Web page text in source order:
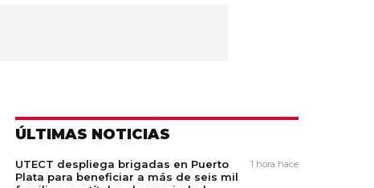
ÚLTIMAS NOTICIAS
UTECT despliega brigadas en Puerto
Plata para beneficiar a más de seis mil
1 hora hace